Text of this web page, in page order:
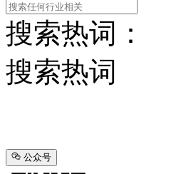
搜索热词：
搜索热词
公众号